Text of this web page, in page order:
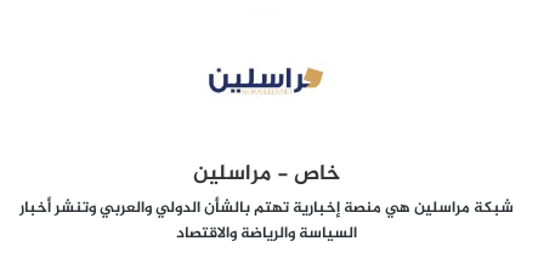
خاص - مراسلين
شبكة مراسلين هي منصة إخبارية تهتم بالشأن الدولي والعربي وتنشر أخبار
السياسة والرياضة والاقتصاد